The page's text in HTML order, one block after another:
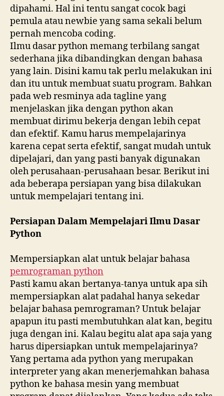
dipahami. Hal ini tentu sangat cocok bagi
pemula atau newbie yang sama sekali belum
pernah mencoba coding.
Ilmu dasar python memang terbilang sangat
sederhana jika dibandingkan dengan bahasa
yang lain. Disini kamu tak perlu melakukan ini
dan itu untuk membuat suatu program. Bahkan
pada web resminya ada tagline yang
menjelaskan jika dengan python akan
membuat dirimu bekerja dengan lebih cepat
dan efektif. Kamu harus mempelajarinya
karena cepat serta efektif, sangat mudah untuk
dipelajari, dan yang pasti banyak digunakan
oleh perusahaan-perusahaan besar. Berikut ini
ada beberapa persiapan yang bisa dilakukan
untuk mempelajari tentang ini.
Persiapan Dalam Mempelajari Ilmu Dasar
Python
Mempersiapkan alat untuk belajar bahasa
pemrograman python
Pasti kamu akan bertanya-tanya untuk apa sih
mempersiapkan alat padahal hanya sekedar
belajar bahasa pemrograman? Untuk belajar
apapun itu pasti membutuhkan alat kan, begitu
juga dengan ini. Kalau begitu alat apa saja yang
harus dipersiapkan untuk mempelajarinya?
Yang pertama ada python yang merupakan
interpreter yang akan menerjemahkan bahasa
python ke bahasa mesin yang membuat